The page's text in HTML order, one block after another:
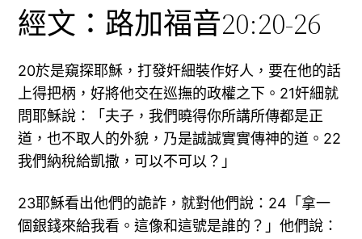
經文：路加福音20:20-26
20於是窺探耶穌，打發奸細裝作好人，要在他的話
上得把柄，好將他交在巡撫的政權之下。21奸細就
問耶穌說：「夫子，我們曉得你所講所傳都是正
道，也不取人的外貌，乃是誠誠實實傳神的道。22
我們納稅給凱撒，可以不可以？」
23耶穌看出他們的詭詐，就對他們說：24「拿一
個銀錢來給我看。這像和這號是誰的？」他們說：